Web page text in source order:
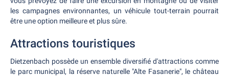
les campagnes environnantes, un véhicule tout-terrain pourrait
être une option meilleure et plus sûre.
Attractions touristiques
Dietzenbach possède un ensemble diversifié d'attractions comme
le parc municipal, la réserve naturelle "Alte Fasanerie", le château